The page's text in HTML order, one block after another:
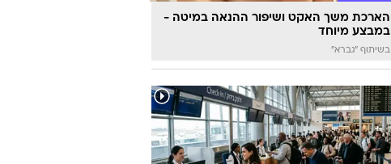
הארכת משך האקט ושיפור ההנאה במיטה -
במבצע מיוחד
בשיתוף "גברא"